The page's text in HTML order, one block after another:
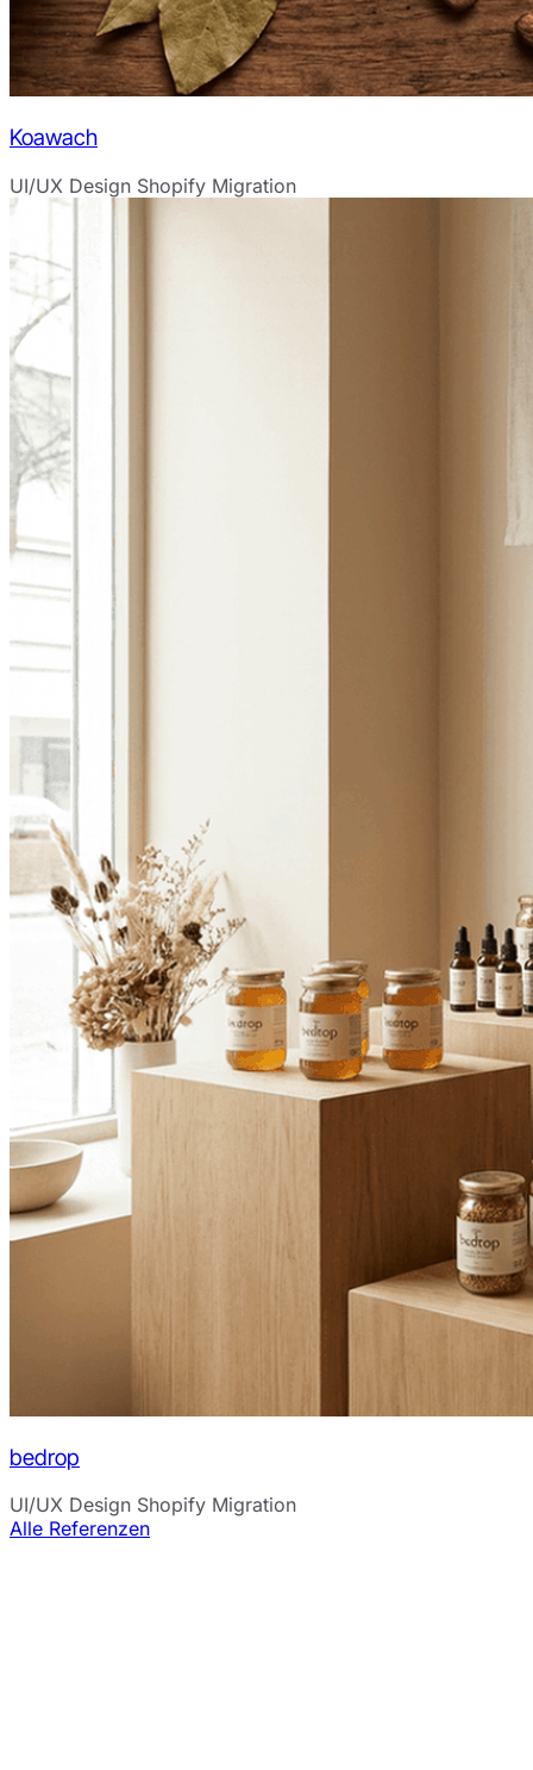
Koawach
UI/UX Design Shopify Migration
bedrop
UI/UX Design Shopify Migration
Alle Referenzen